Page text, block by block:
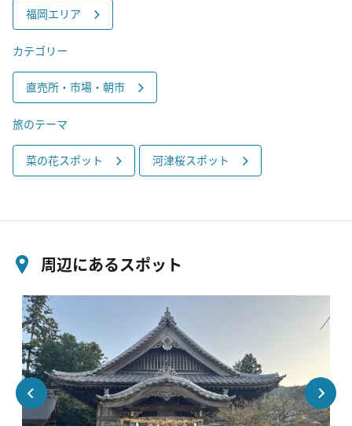
福岡エリア
カテゴリー
直売所・市場・朝市
旅のテーマ
菜の花スポット 河津桜スポット
周辺にあるスポット